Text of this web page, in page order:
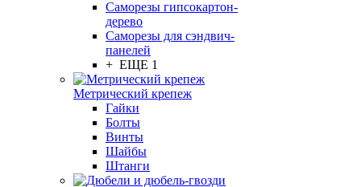
Саморезы гипсокартон-
дерево
Саморезы для сэндвич-
панелей
+ ЕЩЕ 1
Метрический крепеж
Гайки
Болты
Винты
Шайбы
Штанги